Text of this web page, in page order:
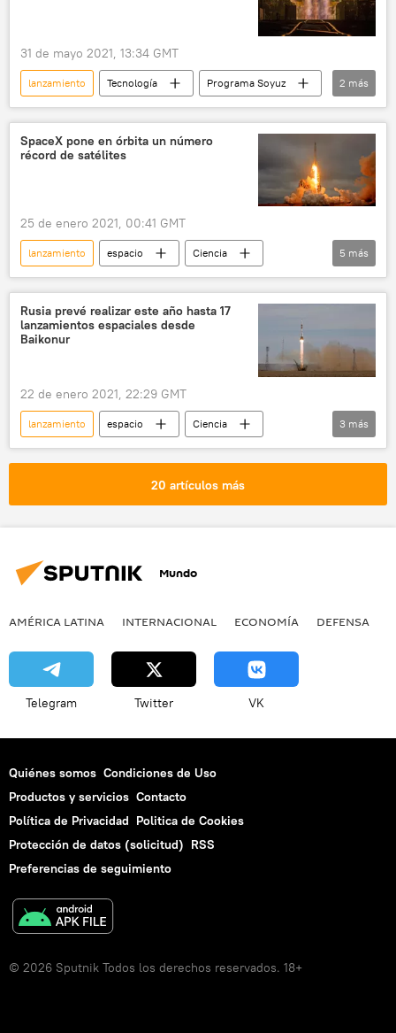
31 de mayo 2021, 13:34 GMT
lanzamiento Tecnología
Programa Soyuz
Guayana Francesa
🚀 Conquista espacial
2 más
SpaceX pone en órbita un número
récord de satélites
25 de enero 2021, 00:41 GMT
lanzamiento espacio
Ciencia
SpaceX
Falcon 9
satélites
EEUU
noticias
5 más
Rusia prevé realizar este año hasta 17
lanzamientos espaciales desde
Baikonur
22 de enero 2021, 22:29 GMT
lanzamiento espacio
Ciencia
Baikonur
Rusia noticias
3 más
20 artículos más
Mundo
AMÉRICA LATINA INTERNACIONAL ECONOMÍA DEFENSA
Telegram Twitter VK
Quiénes somos Condiciones de Uso
Productos y servicios Contacto
Política de Privacidad Politica de Cookies
Protección de datos (solicitud) RSS
Preferencias de seguimiento
© 2026 Sputnik Todos los derechos reservados. 18+